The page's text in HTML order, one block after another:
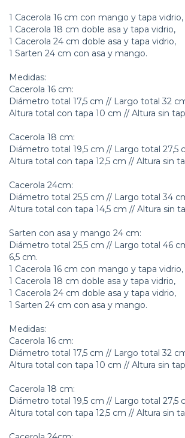
1 Cacerola 16 cm con mango y tapa vidrio,
1 Cacerola 18 cm doble asa y tapa vidrio,
1 Cacerola 24 cm doble asa y tapa vidrio,
1 Sarten 24 cm con asa y mango.
Medidas:
Cacerola 16 cm:
Diámetro total 17,5 cm // Largo total 32
Altura total con tapa 10 cm // Altura sin
Cacerola 18 cm:
Diámetro total 19,5 cm // Largo total 27,5
Altura total con tapa 12,5 cm // Altura sin
Cacerola 24cm:
Diámetro total 25,5 cm // Largo total 34
Altura total con tapa 14,5 cm // Altura sin
Sarten con asa y mango 24 cm:
Diámetro total 25,5 cm // Largo total 46
6,5 cm.
1 Cacerola 16 cm con mango y tapa vidrio,
1 Cacerola 18 cm doble asa y tapa vidrio,
1 Cacerola 24 cm doble asa y tapa vidrio,
1 Sarten 24 cm con asa y mango.
Medidas:
Cacerola 16 cm:
Diámetro total 17,5 cm // Largo total 32
Altura total con tapa 10 cm // Altura sin
Cacerola 18 cm:
Diámetro total 19,5 cm // Largo total 27,5
Altura total con tapa 12,5 cm // Altura sin